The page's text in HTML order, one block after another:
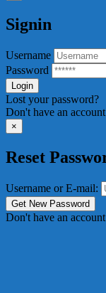
Signin
Username
Password
Lost your password?
Don't have an account
×
Reset
Username or E-mail:
Don't have an account